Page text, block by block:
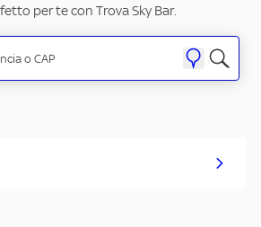
per te con Trova Sky Bar.